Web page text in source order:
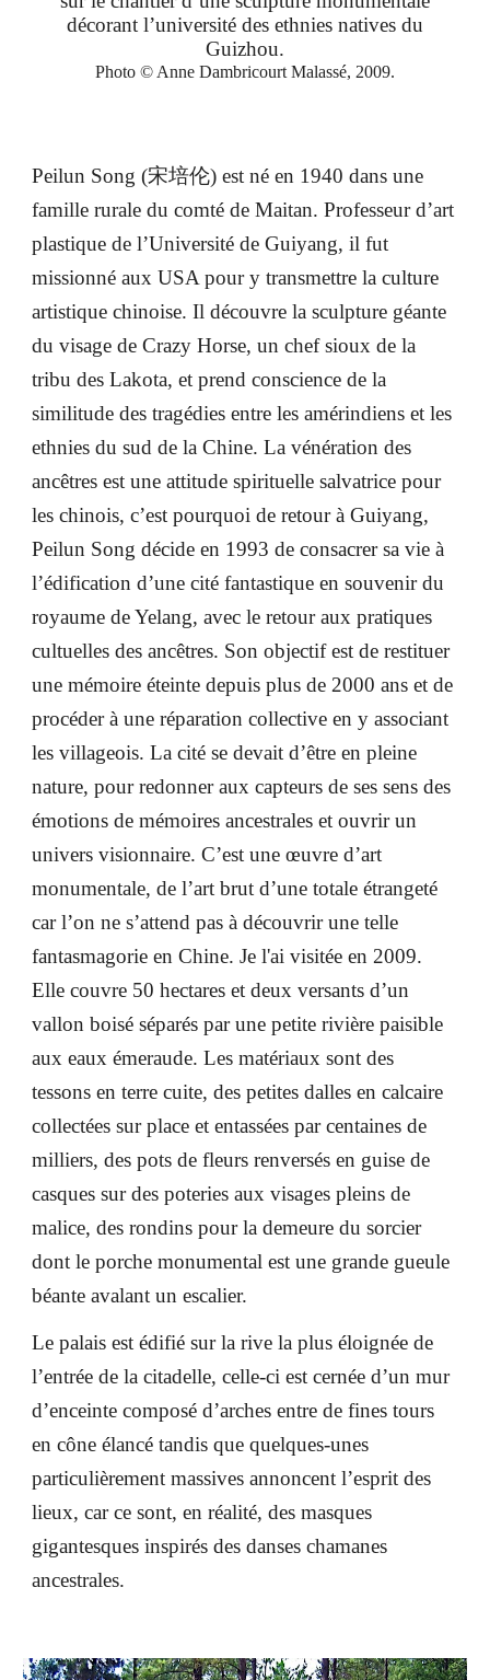
décorant l’université des ethnies natives du
Guizhou.
Photo © Anne Dambricourt Malassé, 2009.
Peilun Song (宋培伦) est né en 1940 dans une
famille rurale du comté de Maitan. Professeur d’art
plastique de l’Université de Guiyang, il fut
missionné aux USA pour y transmettre la culture
artistique chinoise. Il découvre la sculpture géante
du visage de Crazy Horse, un chef sioux de la
tribu des Lakota, et prend conscience de la
similitude des tragédies entre les amérindiens et les
ethnies du sud de la Chine. La vénération des
ancêtres est une attitude spirituelle salvatrice pour
les chinois, c’est pourquoi de retour à Guiyang,
Peilun Song décide en 1993 de consacrer sa vie à
l’édification d’une cité fantastique en souvenir du
royaume de Yelang, avec le retour aux pratiques
cultuelles des ancêtres. Son objectif est de restituer
une mémoire éteinte depuis plus de 2000 ans et de
procéder à une réparation collective en y associant
les villageois. La cité se devait d’être en pleine
nature, pour redonner aux capteurs de ses sens des
émotions de mémoires ancestrales et ouvrir un
univers visionnaire. C’est une œuvre d’art
monumentale, de l’art brut d’une totale étrangeté
car l’on ne s’attend pas à découvrir une telle
fantasmagorie en Chine. Je l'ai visitée en 2009.
Elle couvre 50 hectares et deux versants d’un
vallon boisé séparés par une petite rivière paisible
aux eaux émeraude. Les matériaux sont des
tessons en terre cuite, des petites dalles en calcaire
collectées sur place et entassées par centaines de
milliers, des pots de fleurs renversés en guise de
casques sur des poteries aux visages pleins de
malice, des rondins pour la demeure du sorcier
dont le porche monumental est une grande gueule
béante avalant un escalier.
Le palais est édifié sur la rive la plus éloignée de
l’entrée de la citadelle, celle-ci est cernée d’un mur
d’enceinte composé d’arches entre de fines tours
en cône élancé tandis que quelques-unes
particulièrement massives annoncent l’esprit des
lieux, car ce sont, en réalité, des masques
gigantesques inspirés des danses chamanes
ancestrales.